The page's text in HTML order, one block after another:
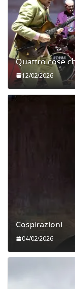
Quattro cose
12/02/2026
Cospirazioni
04/02/2026